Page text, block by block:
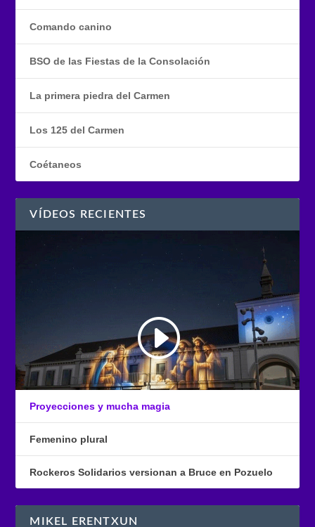
Comando canino
BSO de las Fiestas de la Consolación
La primera piedra del Carmen
Los 125 del Carmen
Coétaneos
VÍDEOS RECIENTES
Proyecciones y mucha magia
Femenino plural
Rockeros Solidarios versionan a Bruce en Pozuelo
MIKEL ERENTXUN